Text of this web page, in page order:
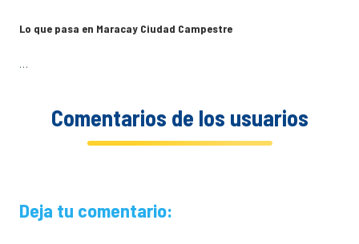
Lo que pasa en Maracay Ciudad Campestre
…
Comentarios de los usuarios
Deja tu comentario: